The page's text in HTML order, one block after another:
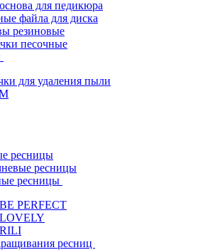
для педикюра
файла для диска
резиновые
песочные
для удаления пыли
ресницы
ресницы
ресницы
BE PERFECT
LOVELY
RILI
ресниц